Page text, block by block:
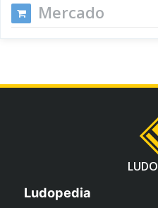
Mercado
LUDO
Ludopedia